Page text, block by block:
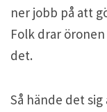
ner jobb på att
Folk drar
det.
Så hände det